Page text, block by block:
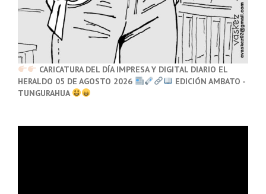
CARICATURA DEL DÍA IMPRESA Y DIGITAL DIARIO EL
HERALDO 05 DE AGOSTO 2026
EDICIÓN AMBATO -
TUNGURAHUA